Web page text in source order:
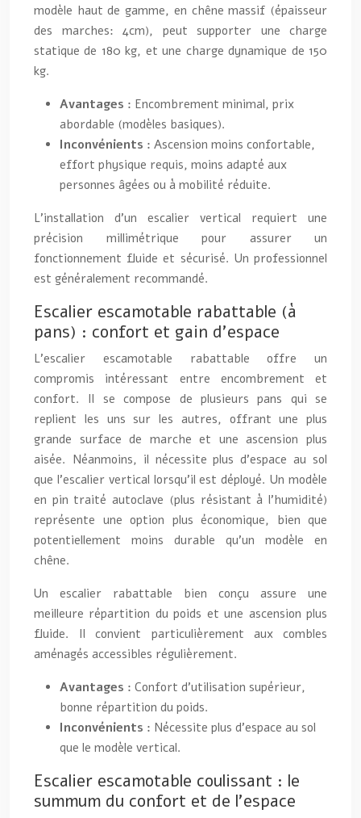
modèle haut de gamme, en chêne massif (épaisseur
des marches: 4cm), peut supporter une charge
statique de 180 kg, et une charge dynamique de 150
kg.
Avantages : Encombrement minimal, prix
abordable (modèles basiques).
Inconvénients : Ascension moins confortable,
effort physique requis, moins adapté aux
personnes âgées ou à mobilité réduite.
L’installation d’un escalier vertical requiert une
précision millimétrique pour assurer un
fonctionnement fluide et sécurisé. Un professionnel
est généralement recommandé.
Escalier escamotable rabattable (à
pans) : confort et gain d’espace
L’escalier escamotable rabattable offre un
compromis intéressant entre encombrement et
confort. Il se compose de plusieurs pans qui se
replient les uns sur les autres, offrant une plus
grande surface de marche et une ascension plus
aisée. Néanmoins, il nécessite plus d’espace au sol
que l’escalier vertical lorsqu’il est déployé. Un modèle
en pin traité autoclave (plus résistant à l’humidité)
représente une option plus économique, bien que
potentiellement moins durable qu’un modèle en
chêne.
Un escalier rabattable bien conçu assure une
meilleure répartition du poids et une ascension plus
fluide. Il convient particulièrement aux combles
aménagés accessibles régulièrement.
Avantages : Confort d’utilisation supérieur,
bonne répartition du poids.
Inconvénients : Nécessite plus d’espace au sol
que le modèle vertical.
Escalier escamotable coulissant : le
summum du confort et de l’espace